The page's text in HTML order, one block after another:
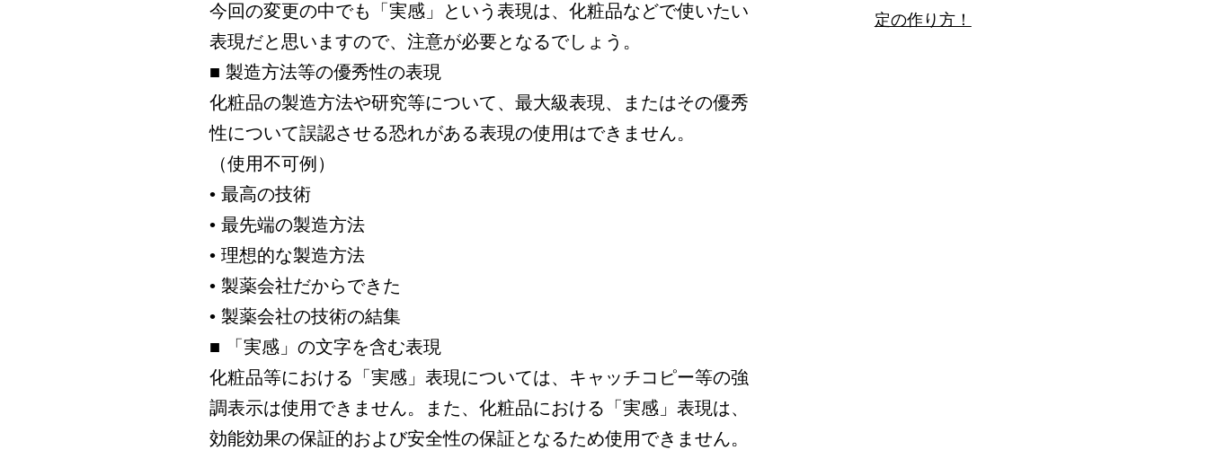
今回の変更の中でも「実感」という表現は、化粧品などで使いたい
表現だと思いますので、注意が必要となるでしょう。
■ 製造方法等の優秀性の表現
化粧品の製造方法や研究等について、最大級表現、またはその優秀
性について誤認させる恐れがある表現の使用はできません。
（使用不可例）
• 最高の技術
• 最先端の製造方法
• 理想的な製造方法
• 製薬会社だからできた
• 製薬会社の技術の結集
■ 「実感」の文字を含む表現
化粧品等における「実感」表現については、キャッチコピー等の強
調表示は使用できません。また、化粧品における「実感」表現は、
効能効果の保証的および安全性の保証となるため使用できません。
定の作り方！